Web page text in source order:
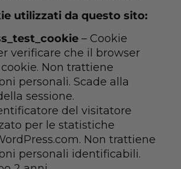
utilizzati da questo sito:
– Cookie
verificare che il browser
Non trattiene
personali. Scade alla
sessione.
del visitatore
per le statistiche
Non trattiene
personali identificabili.